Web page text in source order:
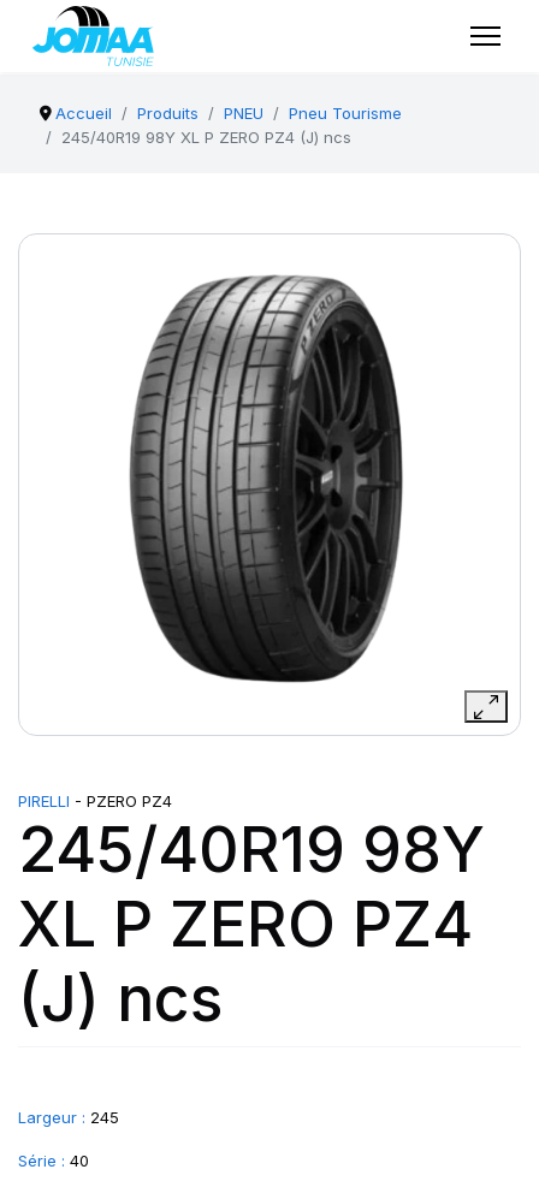
Accueil Produits PNEU
Pneu Tourisme
245/40R19 98Y XL P ZERO PZ4 (J) ncs
PIRELLI - PZERO PZ4
245/40R19 98Y
XL P ZERO PZ4
(J) ncs
Largeur : 245
Série : 40